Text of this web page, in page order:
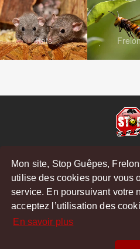
Mon site, Stop Guêpes,
utilise des cookies pour vous
service. En poursuivant votre
acceptez l’utilisation des
En savoir plus
Rats
© Copyright 2026 Stop
Mentions
Créé par
Saint-Gaudens-Saint-Girons